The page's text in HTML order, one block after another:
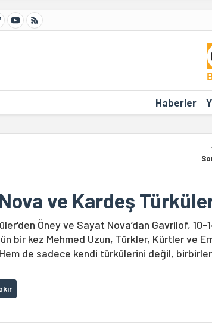
Haberler
ve Kardeş
Öney ve Sayat Nova’dan Gavrilof, 10-
bir kez Mehmed Uzun, Türkler, Kürtler ve
de sadece kendi türkülerini değil,